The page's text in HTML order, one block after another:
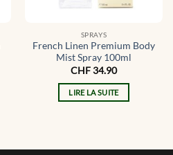
SPRAYS
French Linen Premium Body
Mist Spray 100ml
CHF34.90
LIRE LA SUITE